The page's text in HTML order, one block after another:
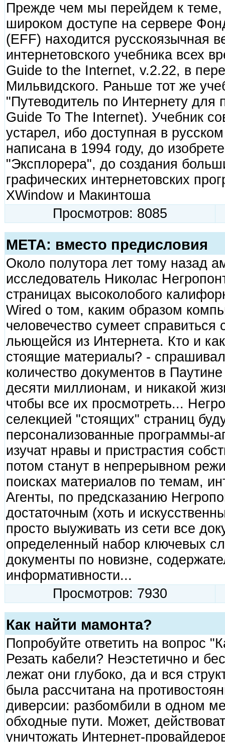
Прежде чем мы перейдем к теме,
широком доступе на сервере
(EFF) находится русскоязычная
интернетовского учебника всех
Guide to the Internet, v.2.22, в
Мильвидского. Раньше тот же
"Путеводитель по Интернету для
Guide To The Internet). Учебник
устарел, ибо доступная в
написана в 1994 году, до
"Эксплорера", до создания
графических интернетовских
XWindow и Макинтоша
Просмотров: 8085
МЕТА: вместо предисловия
Около полутора лет тому назад
исследователь Николас
страницах высоколобого
Wired о том, каким образом
человечество сумеет
льющейся из Интернета. Кто и
стоящие материалы? -
количество документов в
десяти миллионам, и никакой
чтобы все их просмотреть...
селекцией "стоящих" страниц
персонализованные программы-
изучат нравы и пристрастия
потом станут в непрерывном
поисках материалов по темам,
Агенты, по предсказанию
достаточным (хоть и
просто выуживать из сети все
определенный набор ключевых
документы по новизне,
информативности...
Просмотров: 7930
Как найти мамонта?
Попробуйте ответить на вопрос
Резать кабели? Неэстетично и
лежат они глубоко, да и вся
была рассчитана на
диверсии: разбомбили в одном
обходные пути. Может,
уничтожать Интернет-